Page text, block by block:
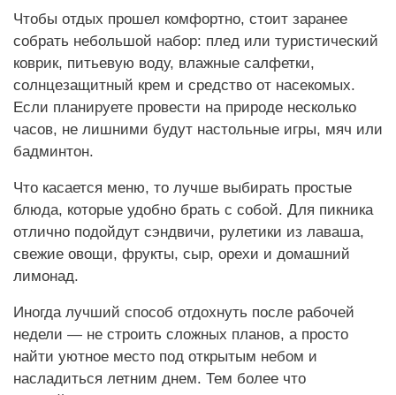
Чтобы отдых прошел комфортно, стоит заранее
собрать небольшой набор: плед или туристический
коврик, питьевую воду, влажные салфетки,
солнцезащитный крем и средство от насекомых.
Если планируете провести на природе несколько
часов, не лишними будут настольные игры, мяч или
бадминтон.
Что касается меню, то лучше выбирать простые
блюда, которые удобно брать с собой. Для пикника
отлично подойдут сэндвичи, рулетики из лаваша,
свежие овощи, фрукты, сыр, орехи и домашний
лимонад.
Иногда лучший способ отдохнуть после рабочей
недели — не строить сложных планов, а просто
найти уютное место под открытым небом и
насладиться летним днем. Тем более что